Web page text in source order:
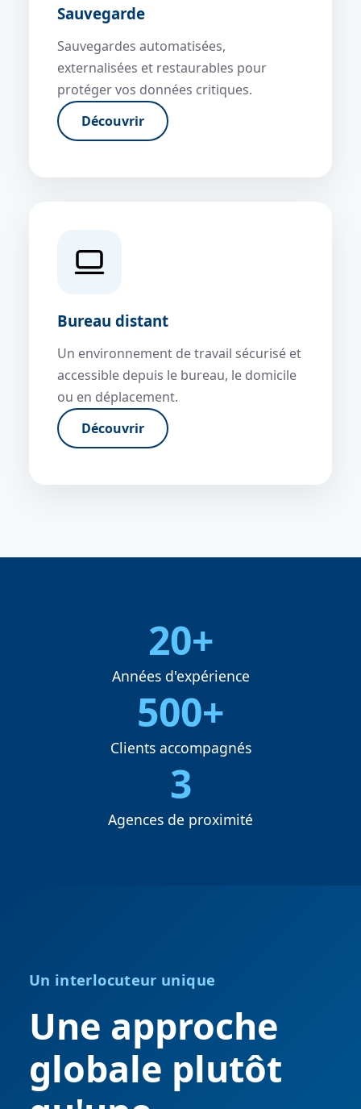
Sauvegarde
Sauvegardes automatisées,
externalisées et restaurables pour
protéger vos données critiques.
Découvrir
Bureau distant
Un environnement de travail sécurisé et
accessible depuis le bureau, le domicile
ou en déplacement.
Découvrir
20+
Années d'expérience
500+
Clients accompagnés
3
Agences de proximité
Un interlocuteur unique
Une approche
globale plutôt